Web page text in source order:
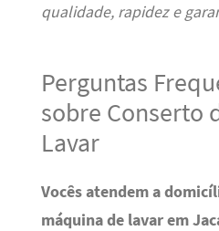
qualidade, rapidez e
Perguntas
sobre Conserto
Lavar
Vocês atendem a
máquina de lavar em